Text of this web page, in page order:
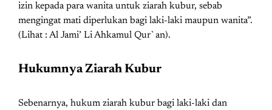
izin kepada para wanita untuk ziarah kubur, sebab
mengingat mati diperlukan bagi laki-laki maupun wanita”.
(Lihat : Al Jami’ Li Ahkamul Qur`an).
Hukumnya Ziarah Kubur
Sebenarnya, hukum ziarah kubur bagi laki-laki dan